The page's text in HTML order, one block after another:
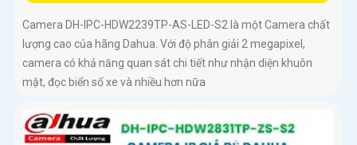
Camera DH-IPC-HDW2239TP-AS-LED-S2 là một Camera chất
lượng cao của hãng Dahua. Với độ phân giải 2 megapixel,
camera có khả năng quan sát chi tiết như nhận diện khuôn
mặt, đọc biển số xe và nhiều hơn nữa